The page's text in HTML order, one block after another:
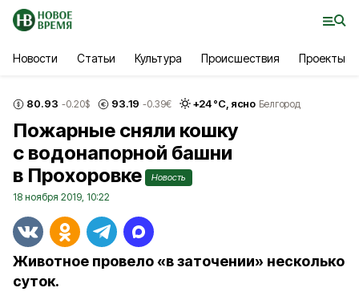
Новости Статьи Культура Происшествия Проекты
80.93 -0.20$ 93.19 -0.39€ +24°С, ясно Белгород
Пожарные сняли кошку
с водонапорной башни
в Прохоровке
Новость
18 ноября 2019, 10:22
Животное провело «в заточении» несколько
суток.